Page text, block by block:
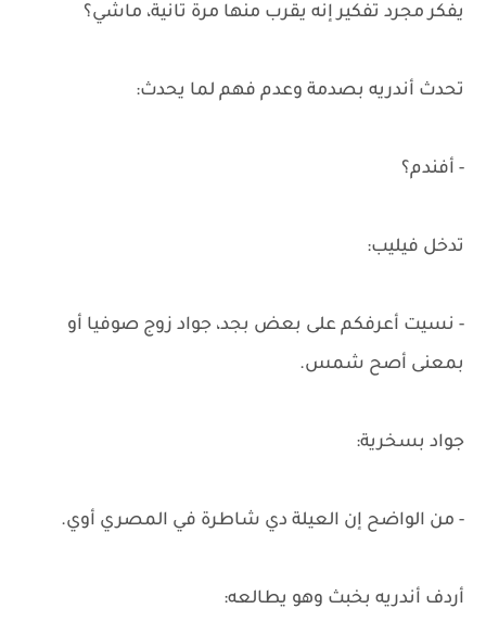
يفكر مجرد تفكير إنه يقرب منها مرة تانية، ماشي؟
تحدث أندريه بصدمة وعدم فهم لما يحدث:
- أفندم؟
تدخل فيليب:
- نسيت أعرفكم على بعض بجد، جواد زوج صوفيا أو
بمعنى أصح شمس.
جواد بسخرية:
- من الواضح إن العيلة دي شاطرة في المصري أوي.
أردف أندريه بخبث وهو يطالعه: